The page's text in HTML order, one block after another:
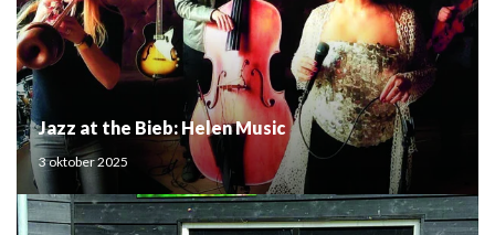
Jazz at the Bieb: Helen Music
3 oktober 2025